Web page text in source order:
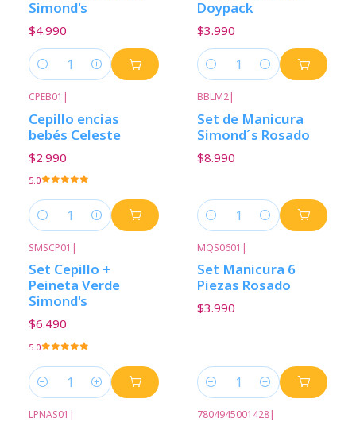
Simond's
$4.990
Cantidad
Doypack
$3.990
Cantidad
CPEB01 |
Cepillo encias
bebés Celeste
$2.990
5.0
Cantidad
BBLM2|
Set de Manicura
Simond´s Rosado
$8.990
Cantidad
SMSCP01 |
Set Cepillo +
Peineta Verde
Simond's
$6.490
5.0
Cantidad
MQS0601 |
Set Manicura 6
Piezas Rosado
$3.990
Cantidad
LPNAS01 | 7804945001428|